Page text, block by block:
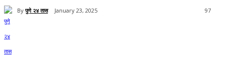
By पुणे २४ तास January 23, 2025 97